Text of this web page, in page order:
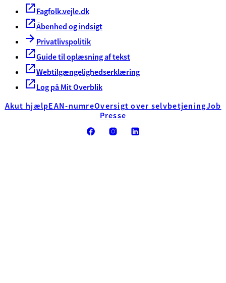
Fagfolk.vejle.dk
Åbenhed og indsigt
Privatlivspolitik
Guide til oplæsning af tekst
Webtilgængelighedserklæring
Log på Mit Overblik
Akut hjælpEAN-numreOversigt over selvbetjeningJob
Presse